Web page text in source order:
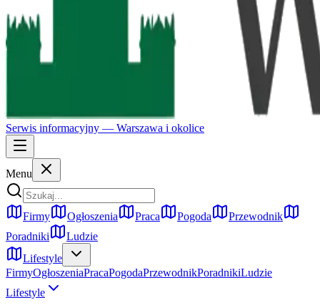
Serwis informacyjny — Warszawa i okolice
Menu
Firmy Ogłoszenia Praca Pogoda
Przewodnik
Poradniki
Ludzie
Lifestyle
FirmyOgłoszeniaPracaPogodaPrzewodnikPoradnikiLudzie
Lifestyle